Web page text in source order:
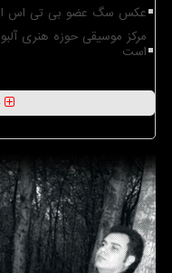
عکس سگ عضو بی تی اس از
مرکز موسیقی حوزه هنری
است